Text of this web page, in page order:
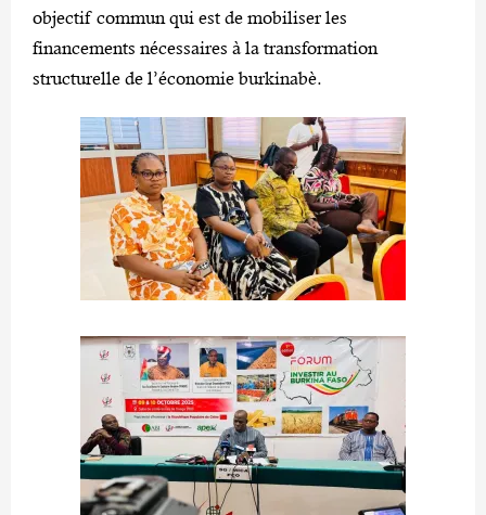
objectif commun qui est de mobiliser les
financements nécessaires à la transformation
structurelle de l’économie burkinabè.